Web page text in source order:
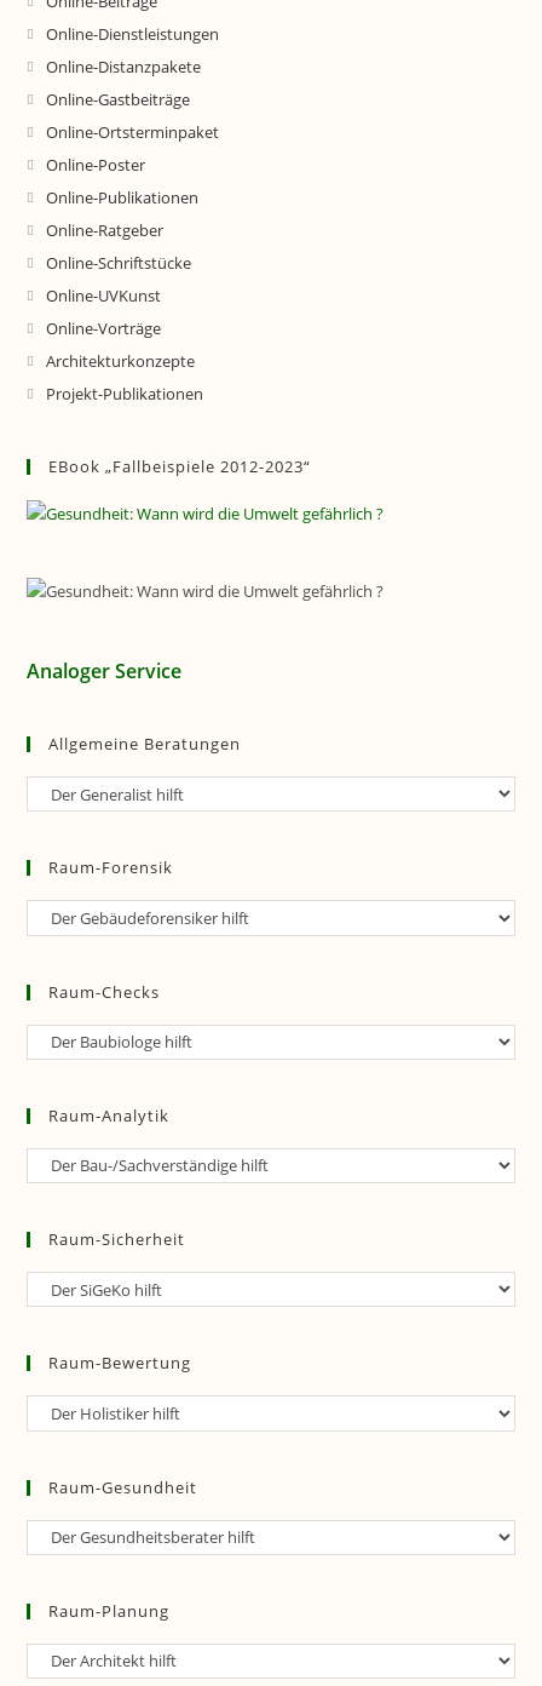
Online-Dienstleistungen
Online-Distanzpakete
Online-Gastbeiträge
Online-Ortsterminpaket
Online-Poster
Online-Publikationen
Online-Ratgeber
Online-Schriftstücke
Online-UVKunst
Online-Vorträge
Architekturkonzepte
Projekt-Publikationen
EBook „Fallbeispiele 2012-2023“
Analoger Service
Allgemeine Beratungen
Allgemeine
Raum-Forensik
Raum-
Raum-Checks
Raum-
Raum-Analytik
Raum-
Raum-Sicherheit
Raum-
Raum-Bewertung
Raum-
Raum-Gesundheit
Raum-
Raum-Planung
Raum-